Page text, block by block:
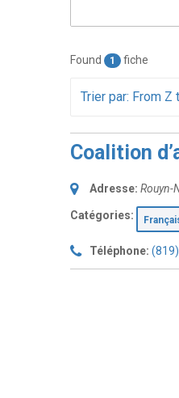
Found 1 fiche
Trier par: From Z
Coalition
Adresse: Rouyn-
Catégories:
Téléphone: